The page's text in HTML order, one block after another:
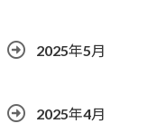
2025年5月
2025年4月